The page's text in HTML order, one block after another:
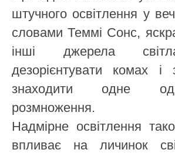
штучного освітлення у
словами Теммі Сонс,
інші джерела
дезорієнтувати комах і
знаходити одне
розмноження.
Надмірне освітлення
впливає на личинок